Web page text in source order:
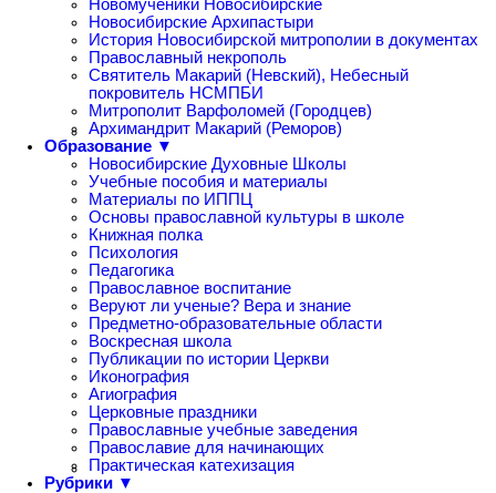
Новомученики Новосибирские
Новосибирские Архипастыри
История Новосибирской митрополии в документах
Православный некрополь
Святитель Макарий (Невский), Небесный
покровитель НСМПБИ
Митрополит Варфоломей (Городцев)
Архимандрит Макарий (Реморов)
Образование ▼
Новосибирские Духовные Школы
Учебные пособия и материалы
Материалы по ИППЦ
Основы православной культуры в школе
Книжная полка
Психология
Педагогика
Православное воспитание
Веруют ли ученые? Вера и знание
Предметно-образовательные области
Воскресная школа
Публикации по истории Церкви
Иконография
Агиография
Церковные праздники
Православные учебные заведения
Православие для начинающих
Практическая катехизация
Рубрики ▼